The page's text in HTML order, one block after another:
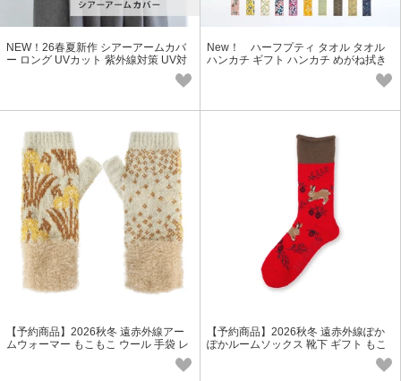
NEW！26春夏新作 シアーアームカバ
ー ロング UVカット 紫外線対策 UV対
New！ ハーフプティ タオル タオル
ハンカチ ギフト ハンカチ めがね拭き
【予約商品】2026秋冬 遠赤外線アー
ムウォーマー もこもこ ウール 手袋 レ
【予約商品】2026秋冬 遠赤外線ぽか
ぽかルームソックス 靴下 ギフト もこ